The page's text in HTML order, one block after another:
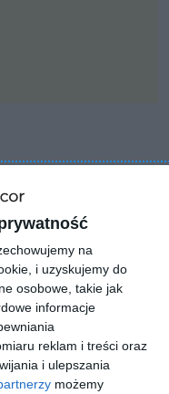
na
i uzyskujemy do
osobowe, takie jak
informacje
reklam i treści oraz
i ulepszania
możemy
w stonowanych
POKAŻ WIĘCEJ